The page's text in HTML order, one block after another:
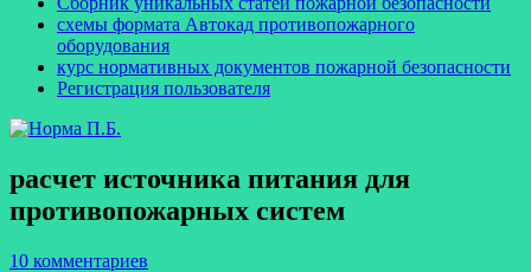
схемы формата Автокад противопожарного
оборудования
курс нормативных документов пожарной безопасности
Регистрация пользователя
расчет источника питания для
противопожарных систем
10 комментариев